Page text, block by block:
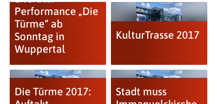
Performance „Die
Türme“ ab
Sonntag in
Wuppertal
KulturTrasse 2017
Die Türme 2017:
Stadt muss